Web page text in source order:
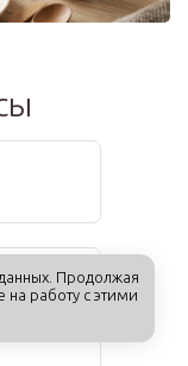
Продолжая
на работу с этими